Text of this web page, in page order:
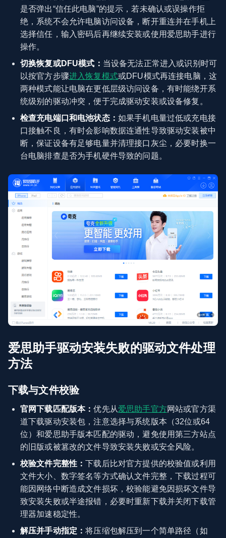
是否弹出“信任此电脑”的提示，若未确认或误操作拒
绝，系统不会允许电脑访问设备，断开重连并在手机上
选择信任，输入密码后再继续安装或使用爱思助手进行
操作。
切换恢复或DFU模式： 当设备无法正常进入或识别时可
以按官方步骤进入恢复模式或DFU模式再连接电脑，这
两种模式能让电脑在更低层级访问设备，有时能绕开系
统级别的驱动冲突，便于完成驱动安装或设备修复。
检查充电端口和电池状态： 如果手机电量过低或充电接
口接触不良，有时会影响数据连通性导致驱动安装被中
断，保证设备有足够电量并清理接口灰尘，必要时换一
台电脑排查是否为手机硬件导致的问题。
爱思助手驱动安装失败的驱动文件处理
方法
下载与文件校验
官网下载匹配版本：优先从爱思助手官方网站或官方渠
道下载驱动安装包，注意选择与系统版本（32位或64
位）和爱思助手版本匹配的驱动，避免使用第三方站点
的旧版或被篡改的文件导致安装失败或安全风险。
校验文件完整性：下载后比对官方提供的校验值或利用
文件大小、数字签名等方式确认文件完整，下载过程可
能因网络中断造成文件损坏，校验能避免因损坏文件导
致安装失败或半途报错，必要时重新下载并关闭下载管
理器加速稳定性。
解压并手动指定：将压缩包解压到一个简单路径（如